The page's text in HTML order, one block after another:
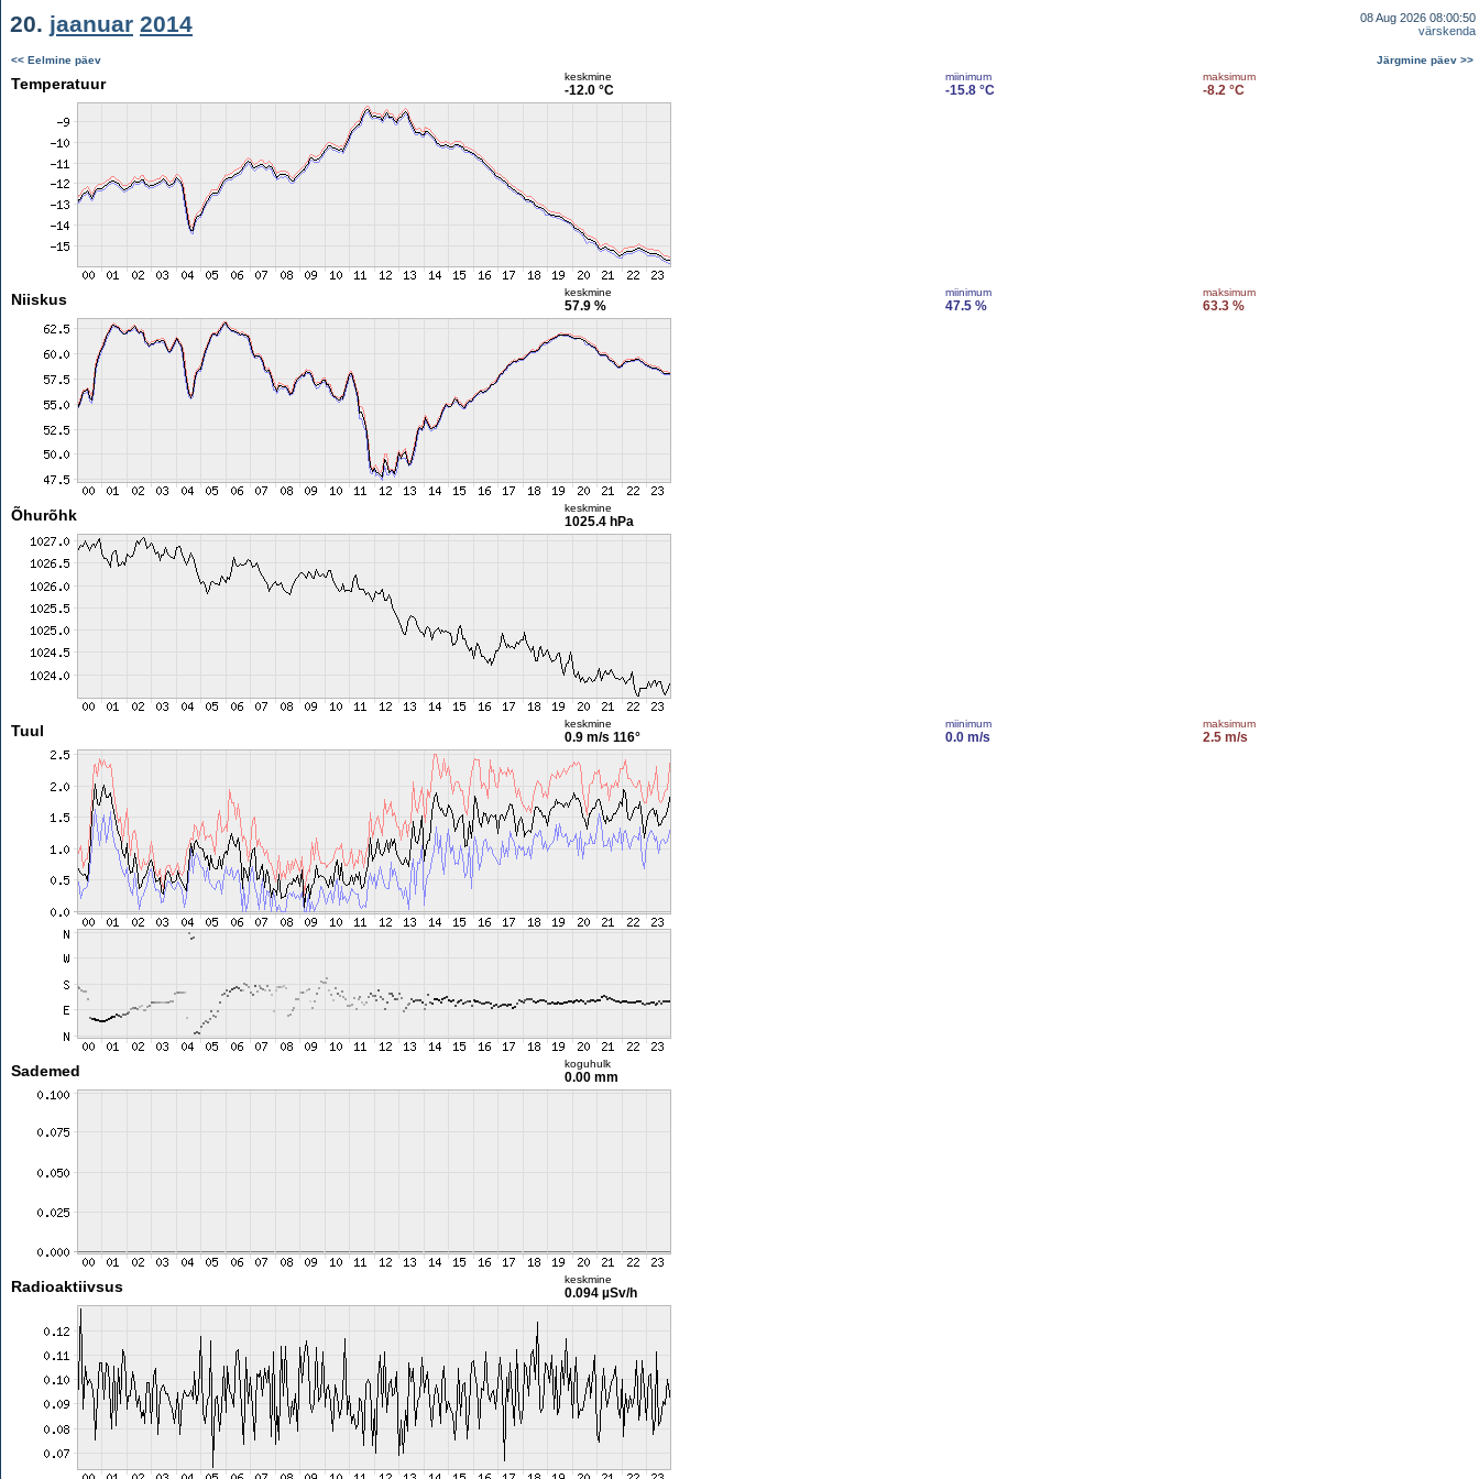
20. jaanuar 2014
08 Aug 2026 08:00:50
värskenda
<< Eelmine päev Järgmine päev >>
Temperatuur keskmine
-12.0 °C
miinimum
-15.8 °C
maksimum
-8.2 °C
Niiskus keskmine
57.9 %
miinimum
47.5 %
maksimum
63.3 %
Õhurõhk keskmine
1025.4 hPa
Tuul keskmine
0.9 m/s 116°
miinimum
0.0 m/s
maksimum
2.5 m/s
Sademed koguhulk
0.00 mm
Radioaktiivsus keskmine
0.094 µSv/h